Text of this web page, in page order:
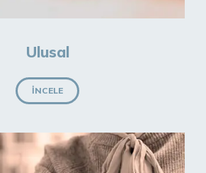
Ulusal
İNCELE